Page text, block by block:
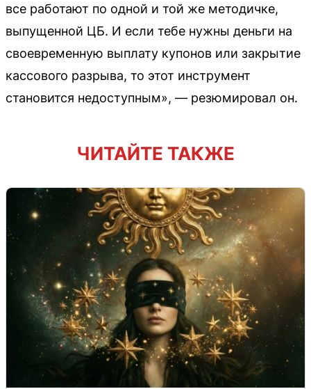
все работают по одной и той же методичке,
выпущенной ЦБ. И если тебе нужны деньги на
своевременную выплату купонов или закрытие
кассового разрыва, то этот инструмент
становится недоступным», — резюмировал он.
ЧИТАЙТЕ ТАКЖЕ